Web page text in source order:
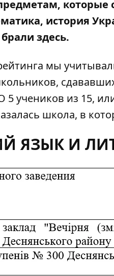
которые
история
здесь.
мы
5 учеников из 15,
школа, в
ЯЗЫК И